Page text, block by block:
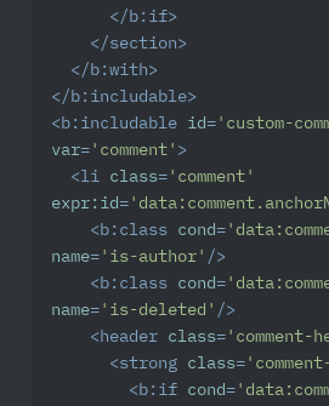
</ b:if>
</section>
</ b:with>
</ b:includable>
<b:includable id = 'custom-
var= 'comment' >
<li class= 'comment'
expr:id =
<b:class cond =
name= 'is-author' />
<b:class cond =
name= 'is-deleted' />
< header class= 'comment-
<strong class=
<b:if cond =